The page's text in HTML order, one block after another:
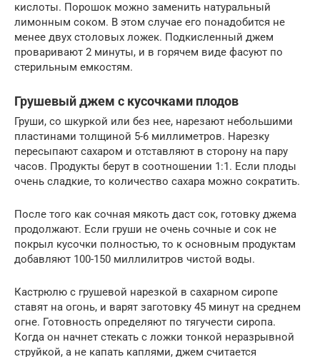
кислоты. Порошок можно заменить натуральный
лимонным соком. В этом случае его понадобится не
менее двух столовых ложек. Подкисленный джем
проваривают 2 минуты, и в горячем виде фасуют по
стерильным емкостям.
Грушевый джем с кусочками плодов
Груши, со шкуркой или без нее, нарезают небольшими
пластинами толщиной 5-6 миллиметров. Нарезку
пересыпают сахаром и отставляют в сторону на пару
часов. Продукты берут в соотношении 1:1. Если плоды
очень сладкие, то количество сахара можно сократить.
После того как сочная мякоть даст сок, готовку джема
продолжают. Если груши не очень сочные и сок не
покрыл кусочки полностью, то к основным продуктам
добавляют 100-150 миллилитров чистой воды.
Кастрюлю с грушевой нарезкой в сахарном сиропе
ставят на огонь, и варят заготовку 45 минут на среднем
огне. Готовность определяют по тягучести сиропа.
Когда он начнет стекать с ложки тонкой неразрывной
струйкой, а не капать каплями, джем считается